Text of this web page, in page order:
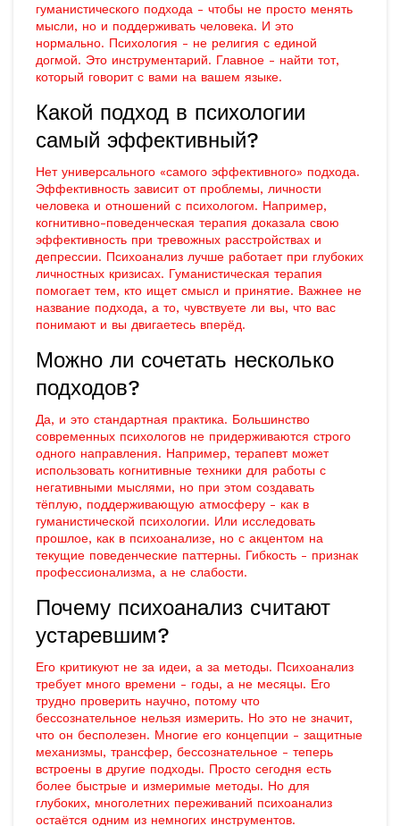
гуманистического подхода - чтобы не просто менять
мысли, но и поддерживать человека. И это
нормально. Психология - не религия с единой
догмой. Это инструментарий. Главное - найти тот,
который говорит с вами на вашем языке.
Какой подход в психологии
самый эффективный?
Нет универсального «самого эффективного» подхода.
Эффективность зависит от проблемы, личности
человека и отношений с психологом. Например,
когнитивно-поведенческая терапия доказала свою
эффективность при тревожных расстройствах и
депрессии. Психоанализ лучше работает при глубоких
личностных кризисах. Гуманистическая терапия
помогает тем, кто ищет смысл и принятие. Важнее не
название подхода, а то, чувствуете ли вы, что вас
понимают и вы двигаетесь вперёд.
Можно ли сочетать несколько
подходов?
Да, и это стандартная практика. Большинство
современных психологов не придерживаются строго
одного направления. Например, терапевт может
использовать когнитивные техники для работы с
негативными мыслями, но при этом создавать
тёплую, поддерживающую атмосферу - как в
гуманистической психологии. Или исследовать
прошлое, как в психоанализе, но с акцентом на
текущие поведенческие паттерны. Гибкость - признак
профессионализма, а не слабости.
Почему психоанализ считают
устаревшим?
Его критикуют не за идеи, а за методы. Психоанализ
требует много времени - годы, а не месяцы. Его
трудно проверить научно, потому что
бессознательное нельзя измерить. Но это не значит,
что он бесполезен. Многие его концепции - защитные
механизмы, трансфер, бессознательное - теперь
встроены в другие подходы. Просто сегодня есть
более быстрые и измеримые методы. Но для
глубоких, многолетних переживаний психоанализ
остаётся одним из немногих инструментов.